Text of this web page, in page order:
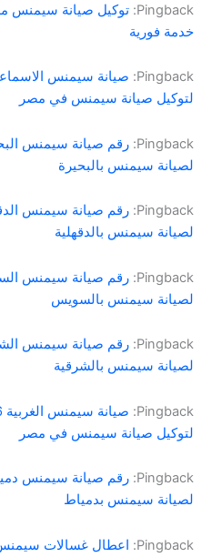
Pingback:
خدمة فورية
Pingback:
لتوكيل صيانة سيمنس في مصر
Pingback:
لصيانة سيمنس بالبحيرة
Pingback:
لصيانة سيمنس بالدقهلية
Pingback:
لصيانة سيمنس بالسويس
Pingback:
لصيانة سيمنس بالشرقية
Pingback:
لتوكيل صيانة سيمنس في مصر
Pingback:
لصيانة سيمنس بدمياط
Pingback: اعطال غسالات